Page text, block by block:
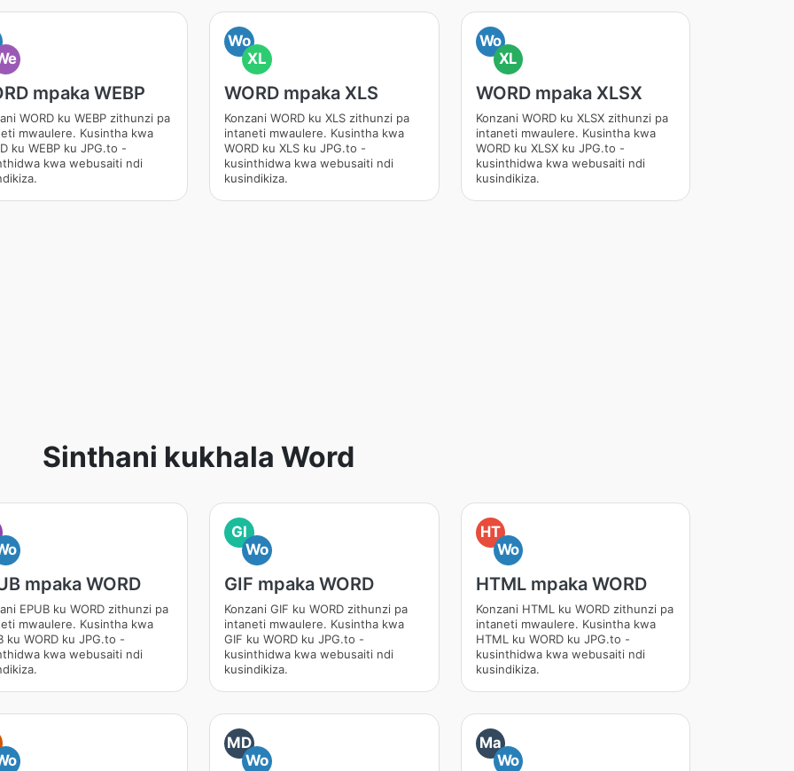
mpaka WEBP
WORD ku WEBP zithunzi pa
mwaulere. Kusintha kwa
ku WEBP ku JPG.to -
kwa webusaiti ndi
Wo
XL
WORD mpaka XLS
Konzani WORD ku XLS zithunzi pa
intaneti mwaulere. Kusintha kwa
WORD ku XLS ku JPG.to -
kusinthidwa kwa webusaiti ndi
kusindikiza.
Wo
XL
WORD mpaka XLSX
Konzani WORD ku XLSX zithunzi pa
intaneti mwaulere. Kusintha kwa
WORD ku XLSX ku JPG.to -
kusinthidwa kwa webusaiti ndi
kusindikiza.
Sinthani kukhala Word
mpaka WORD
EPUB ku WORD zithunzi pa
mwaulere. Kusintha kwa
ku WORD ku JPG.to -
kwa webusaiti ndi
GI
Wo
GIF mpaka WORD
Konzani GIF ku WORD zithunzi pa
intaneti mwaulere. Kusintha kwa
GIF ku WORD ku JPG.to -
kusinthidwa kwa webusaiti ndi
kusindikiza.
HT
Wo
HTML mpaka WORD
Konzani HTML ku WORD zithunzi pa
intaneti mwaulere. Kusintha kwa
HTML ku WORD ku JPG.to -
kusinthidwa kwa webusaiti ndi
kusindikiza.
MD
Wo
Ma
Wo